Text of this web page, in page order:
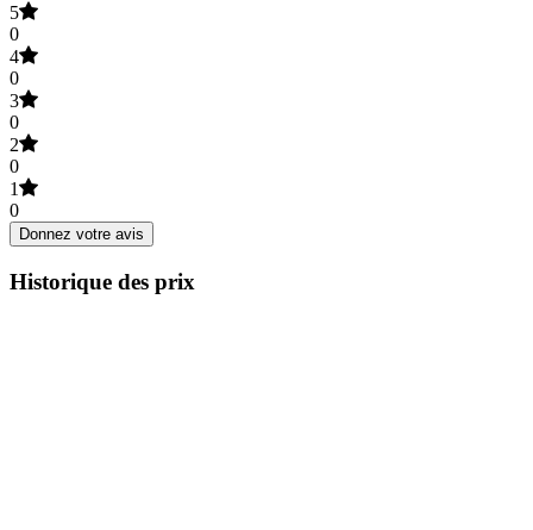
5
0
4
0
3
0
2
0
1
0
Donnez votre avis
Historique des prix